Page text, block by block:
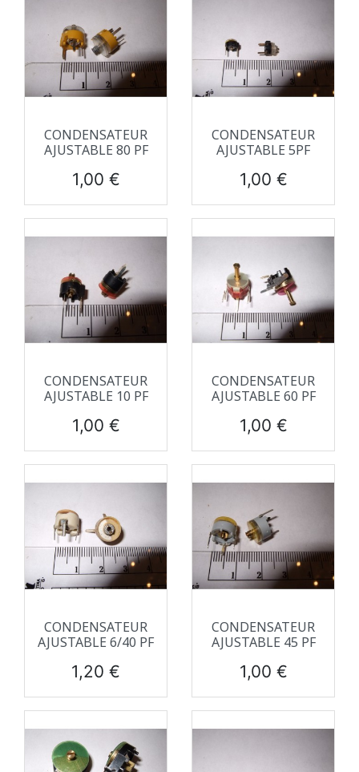
CONDENSATEUR
AJUSTABLE 80 PF
Prix
1,00 €
CONDENSATEUR
AJUSTABLE 5PF
Prix
1,00 €
CONDENSATEUR
AJUSTABLE 10 PF
Prix
1,00 €
CONDENSATEUR
AJUSTABLE 60 PF
Prix
1,00 €
CONDENSATEUR
AJUSTABLE 6/40 PF
Prix
1,20 €
CONDENSATEUR
AJUSTABLE 45 PF
Prix
1,00 €